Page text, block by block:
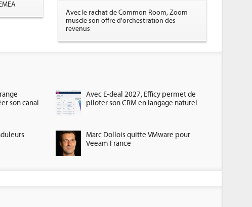
Avec le rachat de Common Room, Zoom
muscle son offre d'orchestration des
revenus
son canal
Avec E-deal 2027, Efficy permet de
piloter son CRM en langage naturel
Marc Dollois quitte VMware pour
Veeam France